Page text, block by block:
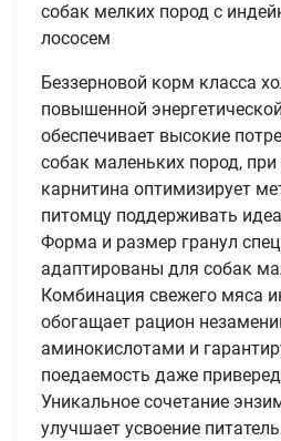
собак мелких пород с
лососем
Беззерновой корм класса
повышенной
обеспечивает высокие
собак маленьких пород,
карнитина оптимизирует
питомцу поддерживать
Форма и размер гранул
адаптированы для собак
Комбинация свежего мяса
обогащает рацион
аминокислотами и
поедаемость даже
Уникальное сочетание
улучшает усвоение